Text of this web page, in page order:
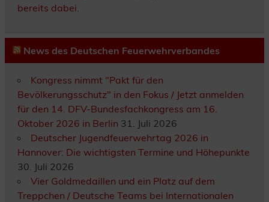
bereits dabei.
News des Deutschen Feuerwehrverbandes
Kongress nimmt "Pakt für den
Bevölkerungsschutz" in den Fokus / Jetzt anmelden
für den 14. DFV-Bundesfachkongress am 16.
Oktober 2026 in Berlin 31. Juli 2026
Deutscher Jugendfeuerwehrtag 2026 in
Hannover: Die wichtigsten Termine und Höhepunkte
30. Juli 2026
Vier Goldmedaillen und ein Platz auf dem
Treppchen / Deutsche Teams bei Internationalen